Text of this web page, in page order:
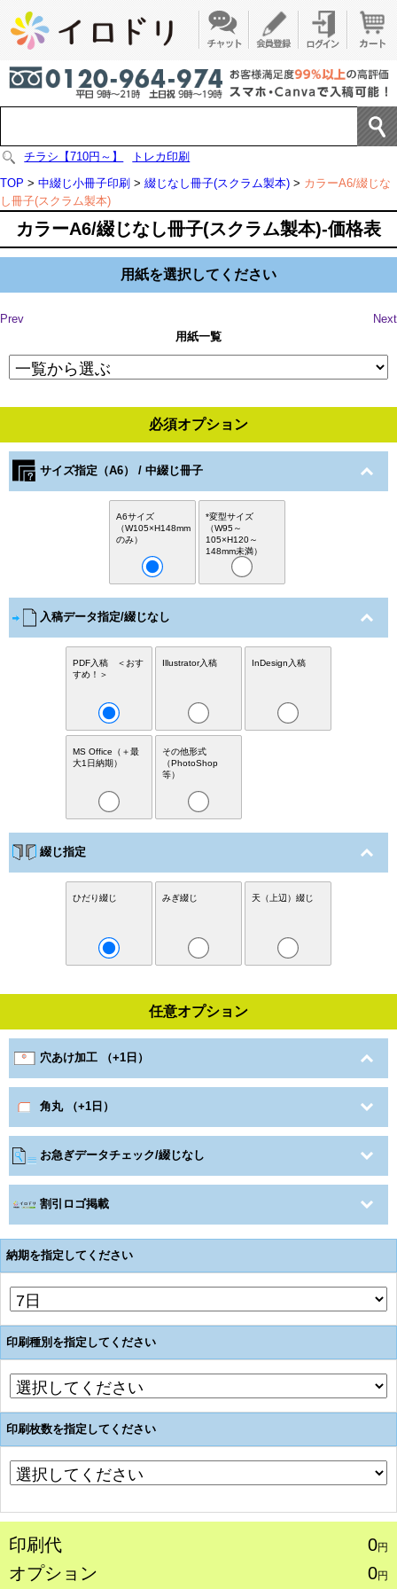
チラシ【710円～】
トレカ印刷
TOP > 中綴じ小冊子印刷 > 綴じなし冊子(スクラム製本) > カラーA6/綴じな
し冊子(スクラム製本)
カラーA6/綴じなし冊子(スクラム製本)-価格表
用紙を選択してください
Prev
Next
用紙一覧
必須オプション
サイズ指定（A6） / 中綴じ冊子
A6サイズ
（W105×H148mm
のみ）
*変型サイズ
（W95～
105×H120～
148mm未満）
入稿データ指定/綴じなし
PDF入稿 ＜おす
すめ！＞
Illustrator入稿 InDesign入稿
MS Office（＋最
大1日納期）
その他形式
（PhotoShop
等）
綴じ指定
ひだり綴じ みぎ綴じ 天（上辺）綴じ
任意オプション
穴あけ加工 （+1日）
角丸 （+1日）
お急ぎデータチェック/綴じなし
割引ロゴ掲載
納期を指定してください
印刷種別を指定してください
印刷枚数を指定してください
印刷代 0円
オプション 0円